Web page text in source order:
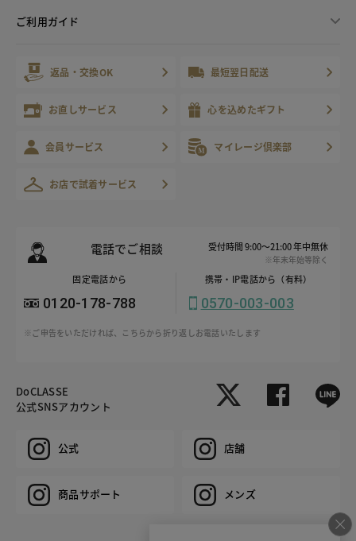
ご利用ガイド
返品・交換OK 最短翌日配送
お直しサービス 心を込めたギフト
会員サービス マイレージ倶楽部
お店で試着サービス
電話でご相談 受付時間 9:00～21:00 年中無休
※年末年始等除く
固定電話から
0120-178-788
携帯・IP電話から（有料）
0570-003-003
※ご申告をいただければ、こちらから折り返しお電話いたします
DoCLASSE
公式SNSアカウント
公式 店舗
商品サポート メンズ